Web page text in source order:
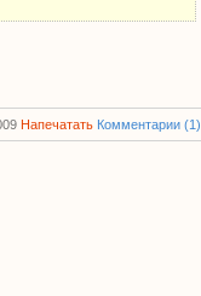
Напечатать Комментарии (1)